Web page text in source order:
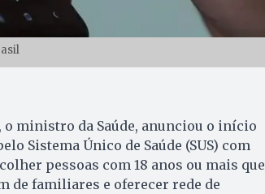
o ministro da Saúde, anunciou o início
Sistema Único de Saúde (SUS) com
pessoas com 18 anos ou mais que
de familiares e oferecer rede de